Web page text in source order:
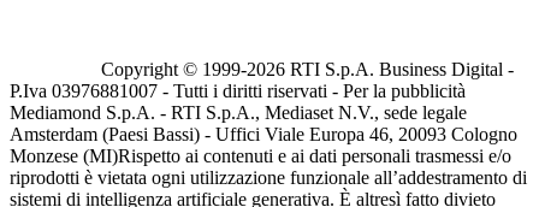
Copyright © 1999-2026 RTI S.p.A. Business Digital -
P.Iva 03976881007 - Tutti i diritti riservati - Per la pubblicità
Mediamond S.p.A. - RTI S.p.A., Mediaset N.V., sede legale
Amsterdam (Paesi Bassi) - Uffici Viale Europa 46, 20093 Cologno
Monzese (MI)Rispetto ai contenuti e ai dati personali trasmessi e/o
riprodotti è vietata ogni utilizzazione funzionale all’addestramento di
sistemi di intelligenza artificiale generativa. È altresì fatto divieto